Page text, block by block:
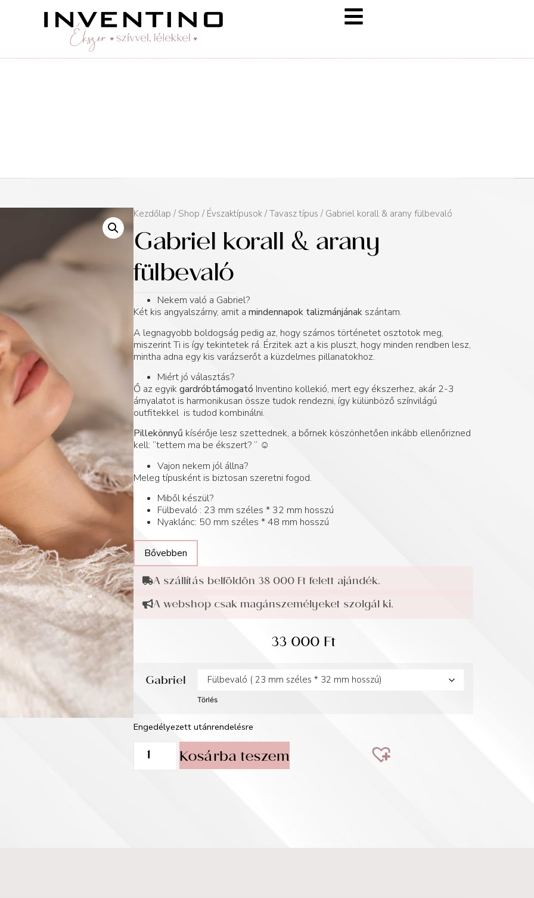
Kezdőlap / Shop / Évszaktípusok / Tavasz típus / Gabriel korall & arany fülbevaló
Gabriel korall & arany
fülbevaló
Nekem való a Gabriel?
Két kis angyalszárny, amit a mindennapok talizmánjának szántam.
A legnagyobb boldogság pedig az, hogy számos történetet osztotok meg,
miszerint Ti is így tekintetek rá. Érzitek azt a kis pluszt, hogy minden rendben lesz,
mintha adna egy kis varázserőt a küzdelmes pillanatokhoz.
Miért jó választás?
Ő az egyikgardróbtámogató Inventino kollekió, mert egy ékszerhez, akár 2-3
árnyalatot is harmonikusan össze tudok rendezni, így külünböző színvilágú
outfitekkel is tudod kombinálni.
Pillekönnyű kísérője lesz szettednek, a bőrnek köszönhetően inkább ellenőrizned
kell: “tettem ma be ékszert? “ ☺️
Vajon nekem jól állna?
Meleg típusként is biztosan szeretni fogod.
Miből készül?
Fülbevaló : 23 mm széles * 32 mm hosszú
Nyaklánc: 50 mm széles * 48 mm hosszú
Bővebben
A szállítás belföldön 38 000 Ft felett ajándék.
A webshop csak magánszemélyeket szolgál ki.
33 000Ft
Gabriel
Törlés
Engedélyezett utánrendelésre
Kosárba teszem